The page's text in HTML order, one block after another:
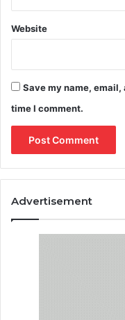
Website
Save my name,
time I comment.
Advertisement